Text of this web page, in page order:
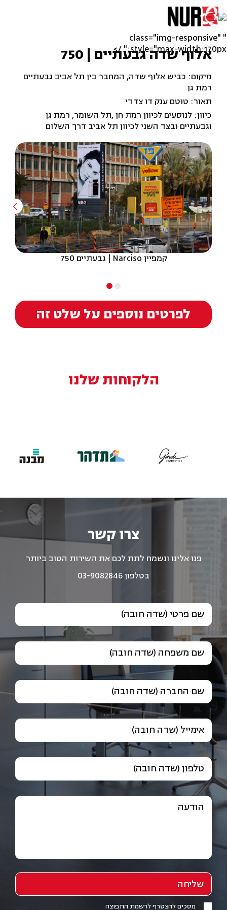
" class="img-responsive"
style="max-width:170px;" />
אלוף שדה גבעתיים | 750
מיקום: כביש אלוף שדה, המחבר בין תל אביב גבעתיים
רמת גן
תאור: טוטם ענק דו צדדי
כיוון: לנוסעים לכיוון רמת חן ,תל השומר, רמת גן
וגבעתיים ובצד השני לכיוון תל אביב דרך השלום
קמפיין Narciso | גבעתיים 750
לפרטים נוספים על שלט זה
הלקוחות שלנו
צרו קשר
פנו אלינו ונשמח לתת לכם את השירות הטוב ביותר
בטלפון 03-9082846
שם פרטי (שדה חובה)
שם משפחה (שדה חובה)
שם החברה (שדה חובה)
אימייל (שדה חובה)
טלפון (שדה חובה)
הודעה
מסכים להצטרף לרשמת התפוצה